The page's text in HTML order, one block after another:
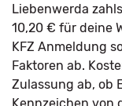
Liebenwerda
10,20 € für deine
KFZ Anmeldung
Faktoren ab.
Zulassung ab, ob